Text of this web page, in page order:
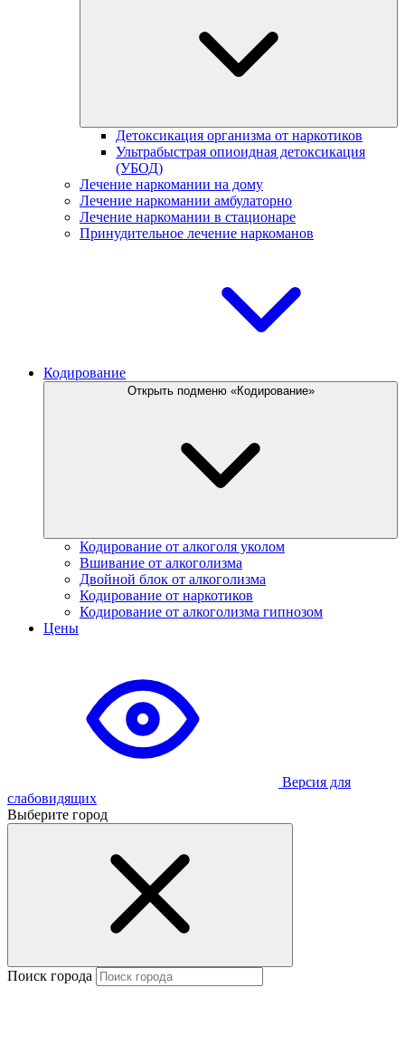
Детоксикация организма от наркотиков
Ультрабыстрая опиоидная детоксикация
(УБОД)
Лечение наркомании на дому
Лечение наркомании амбулаторно
Лечение наркомании в стационаре
Принудительное лечение наркоманов
Кодирование
Открыть подменю «Кодирование»
Кодирование от алкоголя уколом
Вшивание от алкоголизма
Двойной блок от алкоголизма
Кодирование от наркотиков
Кодирование от алкоголизма гипнозом
Цены
Версия для
слабовидящих
Выберите город
Поиск города